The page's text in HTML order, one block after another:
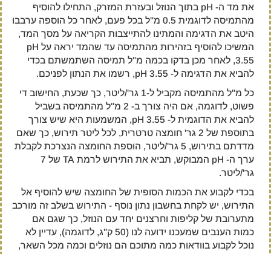
את מד ה- pH בתוך הנוזל ובעזרת המזרק, התחילו להוסיף
מהתמיסה לדוגמית 0.5 מ"ל בכל פעם, לאחר כל הוספה ערבבו
היטב את הדגימה והמתינו להתייצבות הקריאה על מסך המד,
המשיכו להוסיף בזהירות מהתמיסה עד שהמד יראה על pH
3.55, לאחר מכן בדקו בכמה מ"ל תמיסה השתמשתם בכדי
להביא את הדגימה ל- pH 3.55, רשמו את הנתון לפניכם.
כל מ"ל מהתמיסה מקביל ל-1 גר'/ליטר, כך שכעת, החישוב די
פשוט, לדוגמה, אם היה צורך ב- 2 מ"ל מהתמיסה בשביל
להביא את הדוגמית ל- pH 3.55, המשמעות היא שיש צורך
בתוספת של 2 גר' חומצה טרטרית, לכל ליטר תירוש, כך שאם
מדדתם בתירוש, 5 גר'/ליטר, הוספת החומצה הנצרכת לקבלת
ערך ה- pH המבוקש, תביא את התירוש לרמת TA של 7
גר'/ליטר.
בכדי לקבוע את הכמות הסופית של החומצה שיש להוסיף אל
התירוש, יש לקחת בחשבון נתון נוסף - התירוש בשלב זה מורכב
מתערובת של קליפות וחרצנים יחד עם הנוזל, כך שגם אם
כמות הענבים שמעכנו ידועה לנו (50 ק"ג, לדוגמה), עדיין לא
נוכל לקבוע בוודאות כמה מתוכם הם נוזלים וכמה מכל השאר,